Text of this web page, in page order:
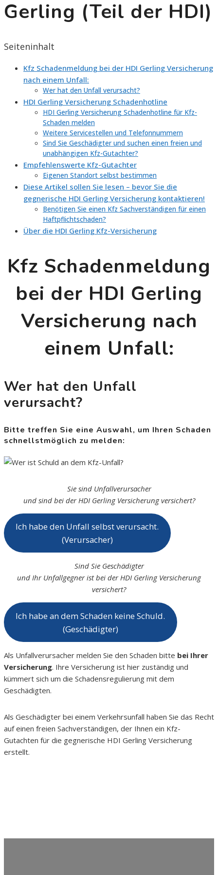
Gerling (Teil der HDI)
Seiteninhalt
Kfz Schadenmeldung bei der HDI Gerling Versicherung
nach einem Unfall:
Wer hat den Unfall verursacht?
HDI Gerling Versicherung Schadenhotline
HDI Gerling Versicherung Schadenhotline für Kfz-
Schaden melden
Weitere Servicestellen und Telefonnummern
Sind Sie Geschädigter und suchen einen freien und
unabhängigen Kfz-Gutachter?
Empfehlenswerte Kfz-Gutachter
Eigenen Standort selbst bestimmen
Diese Artikel sollen Sie lesen – bevor Sie die
gegnerische HDI Gerling Versicherung kontaktieren!
Benötigen Sie einen Kfz Sachverständigen für einen
Haftpflichtschaden?
Über die HDI Gerling Kfz-Versicherung
Kfz Schadenmeldung
bei der HDI Gerling
Versicherung nach
einem Unfall:
Wer hat den Unfall
verursacht?
Bitte treffen Sie eine Auswahl, um Ihren Schaden
schnellstmöglich zu melden:
Sie sind Unfallverursacher
und sind bei der HDI Gerling Versicherung versichert?
Ich habe den Unfall selbst verursacht.
(Verursacher)
Sind Sie Geschädigter
und Ihr Unfallgegner ist bei der HDI Gerling Versicherung
versichert?
Ich habe an dem Schaden keine Schuld.
(Geschädigter)
Als Unfallverursacher melden Sie den Schaden bitte bei Ihrer
Versicherung. Ihre Versicherung ist hier zuständig und
kümmert sich um die Schadensregulierung mit dem
Geschädigten.
Als Geschädigter bei einem Verkehrsunfall haben Sie das Recht
auf einen freien Sachverständigen, der Ihnen ein Kfz-
Gutachten für die gegnerische HDI Gerling Versicherung
erstellt.